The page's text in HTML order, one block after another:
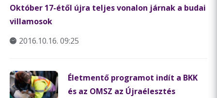
Október 17-étől újra teljes vonalon járnak a budai
villamosok
2016.10.16. 09:25
Életmentő programot indít a BKK
és az OMSZ az Újraélesztés